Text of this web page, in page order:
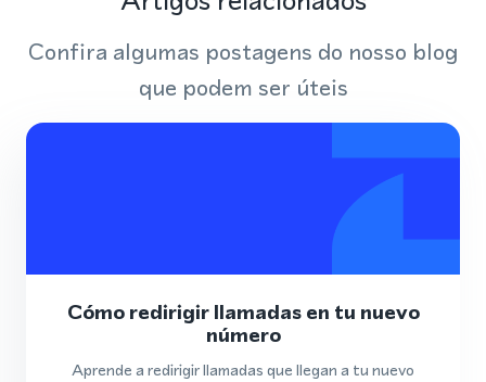
Confira algumas postagens do nosso blog
que podem ser úteis
Cómo redirigir llamadas en tu nuevo
número
Aprende a redirigir llamadas que llegan a tu nuevo